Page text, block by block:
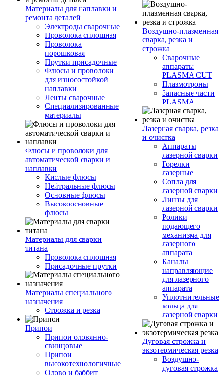
Материалы для наплавки и
ремонта деталей
Электроды сварочные
Проволока сплошная
Проволока
порошковая
Прутки присадочные
Флюсы и проволоки
для износостойкой
наплавки
Ленты сварочные
Специализированные
материалы
Флюсы и проволоки для
автоматической сварки и
наплавки
Кислые флюсы
Нейтральные флюсы
Основные флюсы
Высокоосновные
флюсы
Материалы для сварки
титана
Проволока сплошная
Присадочные прутки
Материалы специального
назначения
Строжка и резка
Припои
Припои оловянно-
свинцовые
Припои
высокотехнологичные
Олово и баббит
Воздушно-плазменная
сварка, резка и
строжка
Сварочные
аппараты
PLASMA CUT
Плазмотроны
Запасные части
PLASMA
Лазерная сварка, резка
и очистка
Аппараты
лазерной сварки
Горелки
лазерные
Сопла для
лазерной сварки
Линзы для
лазерной сварки
Ролики
подающего
механизма для
лазерного
аппарата
Каналы
направляющие
для лазерного
аппарата
Уплотнительные
кольца для
лазерной сварки
Дуговая строжка и
экзотермическая резка
Воздушно-
дуговая строжка